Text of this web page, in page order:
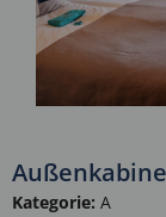
Kategorie: A